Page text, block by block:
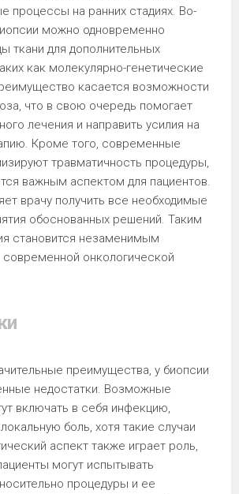
процессы на ранних стадиях. Во-
можно одновременно
ткани для дополнительных
как молекулярно-генетические
касается возможности
что в свою очередь помогает
лечения и направить усилия на
Кроме того, современные
травматичность процедуры,
важным аспектом для пациентов.
врачу получить все необходимые
обоснованных решений. Таким
становится незаменимым
онкологической
преимущества, у биопсии
недостатки. Возможные
включать в себя инфекцию,
боль, хотя такие случаи
аспект также играет роль,
могут испытывать
процедуры и ее